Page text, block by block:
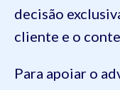
decisão
cliente e o
Para apoiar o